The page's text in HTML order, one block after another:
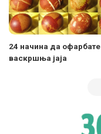
24 начина да офарбате
васкршња јаја